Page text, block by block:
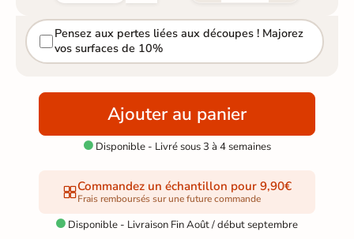
Pensez aux pertes liées aux découpes ! Majorez
vos surfaces de 10%
Ajouter au panier
Disponible - Livré sous 3 à 4 semaines
Commandez un échantillon pour 9,90€
Frais remboursés sur une future commande
 Disponible - Livraison Fin Août / début septembre